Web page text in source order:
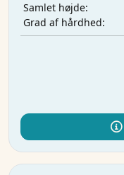
Samlet højde:
Grad af hårdhed: